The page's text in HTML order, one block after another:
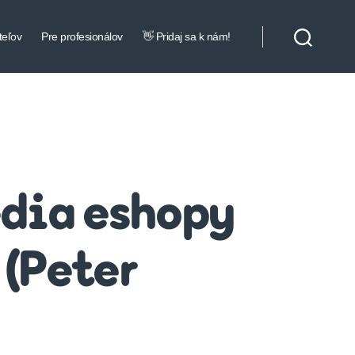
Pre profesionálov 👋 Pridaj sa k nám!
eshopy